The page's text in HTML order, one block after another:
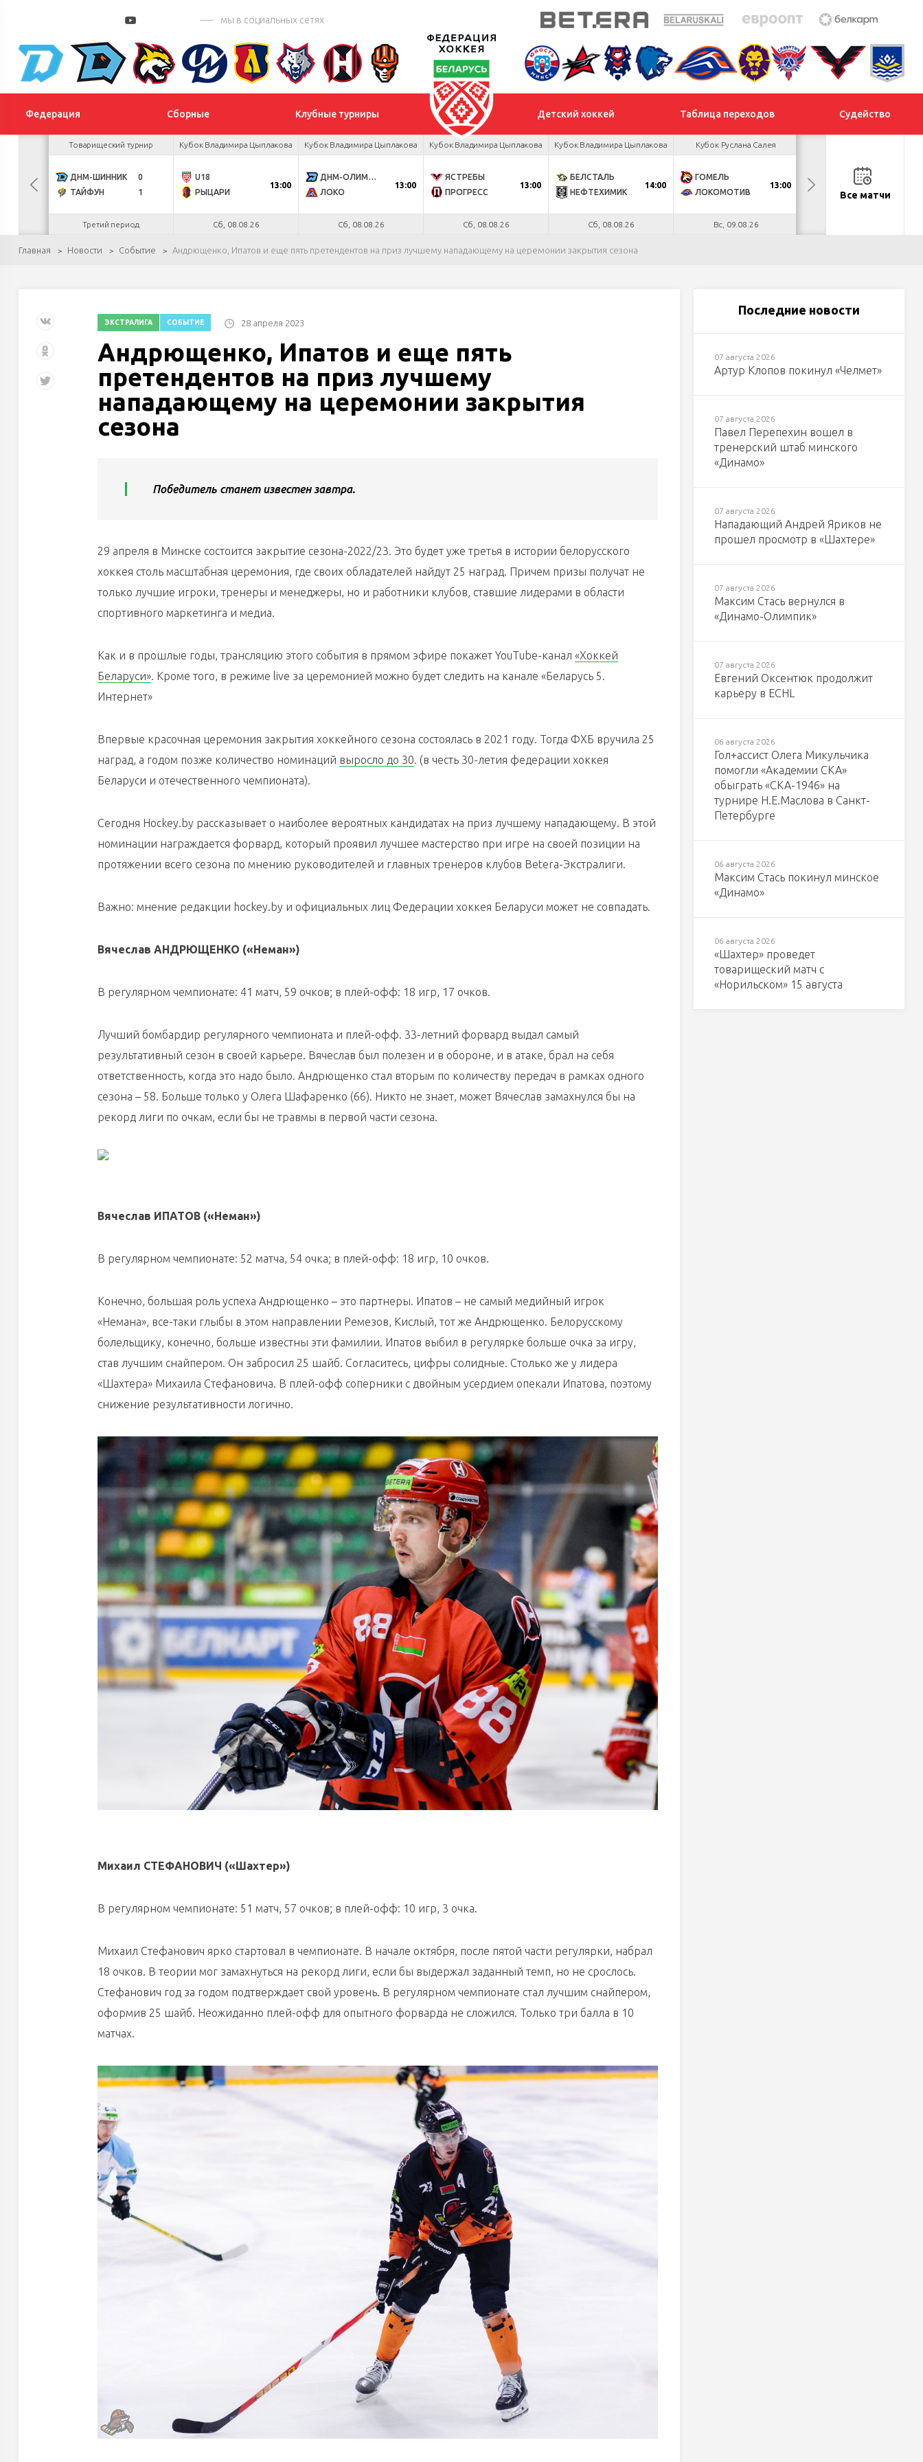
мы в социальных сетях
Федерация Сборные Клубные турниры Детский хоккей Таблица переходов Судейство
БУЛ
Товарищеский турнир
ДНМ-ШИННИК
0
ТАЙФУН
1
Третий период
Кубок Владимира Цыплакова
U18
РЫЦАРИ
13:00
Сб, 08.08.26
Кубок Владимира Цыплакова
ДНМ-ОЛИМПИК
ЛОКО
13:00
Сб, 08.08.26
Кубок Владимира Цыплакова
ЯСТРЕБЫ
ПРОГРЕСС
13:00
Сб, 08.08.26
Кубок Владимира Цыплакова
БЕЛСТАЛЬ
НЕФТЕХИМИК
14:00
Сб, 08.08.26
Кубок Руслана Салея
ГОМЕЛЬ
ЛОКОМОТИВ
13:00
Вс, 09.08.26
МОГИЛЕВ
СЛАВУТИЧ
Все матчи
Главная Новости Событие Андрющенко, Ипатов и еще пять претендентов на приз лучшему нападающему на церемонии закрытия сезона
ЭКСТРАЛИГА СОБЫТИЕ 28 апреля 2023
Андрющенко, Ипатов и еще пять
претендентов на приз лучшему
нападающему на церемонии закрытия
сезона
Победитель станет известен завтра.
29 апреля в Минске состоится закрытие сезона-2022/23. Это будет уже третья в истории белорусского
хоккея столь масштабная церемония, где своих обладателей найдут 25 наград. Причем призы получат не
только лучшие игроки, тренеры и менеджеры, но и работники клубов, ставшие лидерами в области
спортивного маркетинга и медиа.
Как и в прошлые годы, трансляцию этого события в прямом эфире покажет YouTube-канал «Хоккей
Беларуси». Кроме того, в режиме live за церемонией можно будет следить на канале «Беларусь 5.
Интернет»
Впервые красочная церемония закрытия хоккейного сезона состоялась в 2021 году. Тогда ФХБ вручила 25
наград, а годом позже количество номинаций выросло до 30. (в честь 30-летия федерации хоккея
Беларуси и отечественного чемпионата).
Сегодня Hockey.by рассказывает о наиболее вероятных кандидатах на приз лучшему нападающему. В этой
номинации награждается форвард, который проявил лучшее мастерство при игре на своей позиции на
протяжении всего сезона по мнению руководителей и главных тренеров клубов Betera-Экстралиги.
Важно: мнение редакции hockey.by и официальных лиц Федерации хоккея Беларуси может не совпадать.
Вячеслав АНДРЮЩЕНКО («Неман»)
В регулярном чемпионате: 41 матч, 59 очков; в плей-офф: 18 игр, 17 очков.
Лучший бомбардир регулярного чемпионата и плей-офф. 33-летний форвард выдал самый
результативный сезон в своей карьере. Вячеслав был полезен и в обороне, и в атаке, брал на себя
ответственность, когда это надо было. Андрющенко стал вторым по количеству передач в рамках одного
сезона – 58. Больше только у Олега Шафаренко (66). Никто не знает, может Вячеслав замахнулся бы на
рекорд лиги по очкам, если бы не травмы в первой части сезона.
Вячеслав ИПАТОВ («Неман»)
В регулярном чемпионате: 52 матча, 54 очка; в плей-офф: 18 игр, 10 очков.
Конечно, большая роль успеха Андрющенко – это партнеры. Ипатов – не самый медийный игрок
«Немана», все-таки глыбы в этом направлении Ремезов, Кислый, тот же Андрющенко. Белорусскому
болельщику, конечно, больше известны эти фамилии. Ипатов выбил в регулярке больше очка за игру,
став лучшим снайпером. Он забросил 25 шайб. Согласитесь, цифры солидные. Столько же у лидера
«Шахтера» Михаила Стефановича. В плей-офф соперники с двойным усердием опекали Ипатова, поэтому
снижение результативности логично.
Михаил СТЕФАНОВИЧ («Шахтер»)
В регулярном чемпионате: 51 матч, 57 очков; в плей-офф: 10 игр, 3 очка.
Михаил Стефанович ярко стартовал в чемпионате. В начале октября, после пятой части регулярки, набрал
18 очков. В теории мог замахнуться на рекорд лиги, если бы выдержал заданный темп, но не срослось.
Стефанович год за годом подтверждает свой уровень. В регулярном чемпионате стал лучшим снайпером,
оформив 25 шайб. Неожиданно плей-офф для опытного форварда не сложился. Только три балла в 10
матчах.
Последние новости
07 августа 2026
Артур Клопов покинул «Челмет»
07 августа 2026
Павел Перепехин вошел в
тренерский штаб минского
«Динамо»
07 августа 2026
Нападающий Андрей Яриков не
прошел просмотр в «Шахтере»
07 августа 2026
Максим Стась вернулся в
«Динамо-Олимпик»
07 августа 2026
Евгений Оксентюк продолжит
карьеру в ECHL
06 августа 2026
Гол+ассист Олега Микульчика
помогли «Академии СКА»
обыграть «СКА-1946» на
турнире Н.Е.Маслова в Санкт-
Петербурге
06 августа 2026
Максим Стась покинул минское
«Динамо»
06 августа 2026
«Шахтер» проведет
товарищеский матч с
«Норильском» 15 августа